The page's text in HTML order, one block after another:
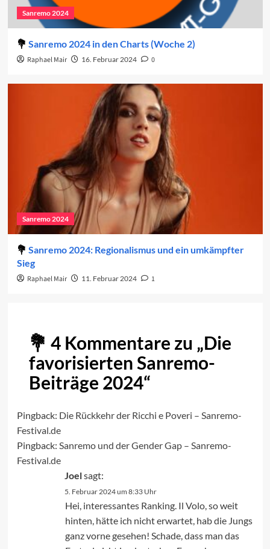
Sanremo 2024
Sanremo 2024 in den Charts (Woche 2)
Raphael Mair 16. Februar 2024 0
Sanremo 2024
Sanremo 2024: Regionalismus und ein umkämpfter
Sieg
Raphael Mair 11. Februar 2024 1
4 Kommentare zu „Die
favorisierten Sanremo-
Beiträge 2024“
Pingback: Die Rückkehr der Ricchi e Poveri – Sanremo-
Festival.de
Pingback: Sanremo und der Gender Gap – Sanremo-
Festival.de
Joelsagt:
5. Februar 2024 um 8:33 Uhr
Hei, interessantes Ranking. Il Volo, so weit
hinten, hätte ich nicht erwartet, hab die Jungs
ganz vorne gesehen! Schade, dass man das